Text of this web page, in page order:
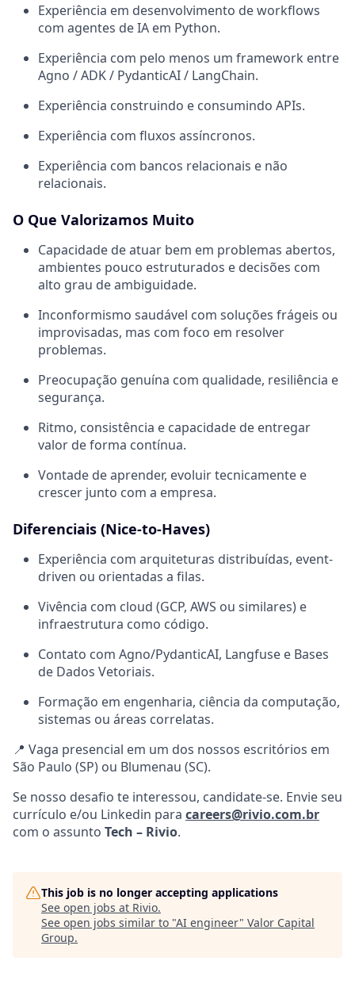
Experiência em desenvolvimento de workflows
com agentes de IA em Python.
Experiência com pelo menos um framework entre
Agno / ADK / PydanticAI / LangChain.
Experiência construindo e consumindo APIs.
Experiência com fluxos assíncronos.
Experiência com bancos relacionais e não
relacionais.
O Que Valorizamos Muito
Capacidade de atuar bem em problemas abertos,
ambientes pouco estruturados e decisões com
alto grau de ambiguidade.
Inconformismo saudável com soluções frágeis ou
improvisadas, mas com foco em resolver
problemas.
Preocupação genuína com qualidade, resiliência e
segurança.
Ritmo, consistência e capacidade de entregar
valor de forma contínua.
Vontade de aprender, evoluir tecnicamente e
crescer junto com a empresa.
Diferenciais (Nice-to-Haves)
Experiência com arquiteturas distribuídas, event-
driven ou orientadas a filas.
Vivência com cloud (GCP, AWS ou similares) e
infraestrutura como código.
Contato com Agno/PydanticAI, Langfuse e Bases
de Dados Vetoriais.
Formação em engenharia, ciência da computação,
sistemas ou áreas correlatas.
📍 Vaga presencial em um dos nossos escritórios em
São Paulo (SP) ou Blumenau (SC).
Se nosso desafio te interessou, candidate-se. Envie seu
currículo e/ou Linkedin para careers@rivio.com.br
com o assunto Tech – Rivio.
This job is no longer accepting applications
See open jobs at Rivio.
See open jobs similar to "AI engineer" Valor Capital
Group.